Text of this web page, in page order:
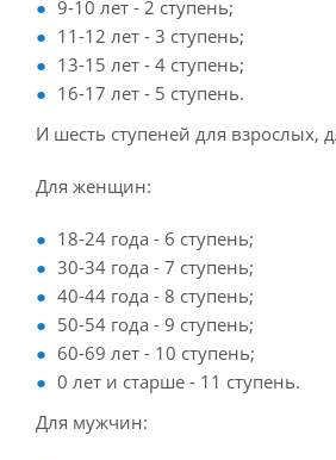
9-10 лет - 2 ступень;
11-12 лет - 3 ступень;
13-15 лет - 4 ступень;
16-17 лет - 5 ступень.
И шесть ступеней для взрослых,
Для женщин:
18-24 года - 6 ступень;
30-34 года - 7 ступень;
40-44 года - 8 ступень;
50-54 года - 9 ступень;
60-69 лет - 10 ступень;
0 лет и старше - 11 ступень.
Для мужчин: